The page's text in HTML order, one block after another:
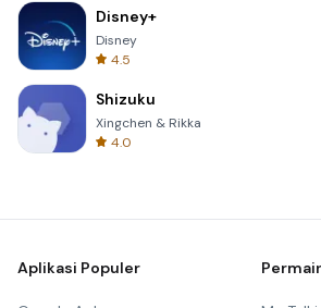
Disney+
Disney
4.5
Shizuku
Xingchen & Rikka
4.0
Aplikasi Populer